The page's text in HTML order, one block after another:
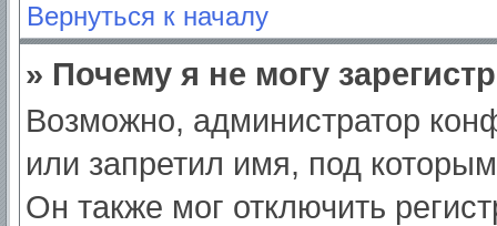
Вернуться к началу
» Почему я не могу
Возможно, администратор
или запретил имя, под
Он также мог отключить